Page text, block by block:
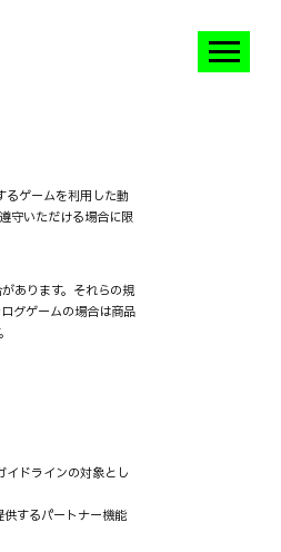
るゲームを利用した動
守いただける場合に限
あります。それらの規
グゲームの場合は商品
ドラインの対象とし
するパートナー機能